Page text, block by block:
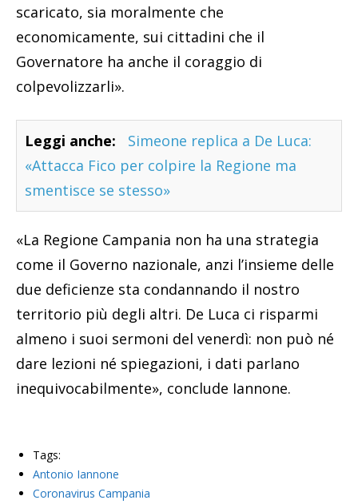
scaricato, sia moralmente che
economicamente, sui cittadini che il
Governatore ha anche il coraggio di
colpevolizzarli».
Leggi anche:
Simeone replica a De Luca:
«Attacca Fico per colpire la Regione ma
smentisce se stesso»
«La Regione Campania non ha una strategia
come il Governo nazionale, anzi l’insieme delle
due deficienze sta condannando il nostro
territorio più degli altri. De Luca ci risparmi
almeno i suoi sermoni del venerdì: non può né
dare lezioni né spiegazioni, i dati parlano
inequivocabilmente», conclude Iannone.
Tags:
Antonio Iannone
Coronavirus Campania